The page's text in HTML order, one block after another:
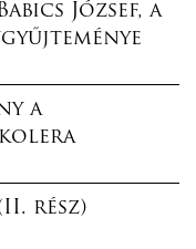
József, a
a
kolera
rész)